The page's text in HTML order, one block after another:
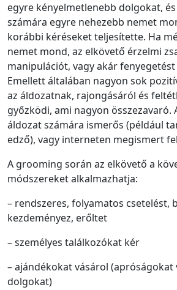
egyre kényelmetlenebb dolgokat,
számára egyre nehezebb nemet
korábbi kéréseket teljesítette. Ha
nemet mond, az elkövető érzelmi
manipulációt, vagy akár fenyegetést
Emellett általában nagyon sok
az áldozatnak, rajongásáról és
győzködi, ami nagyon összezavaró.
áldozat számára ismerős (például
edző), vagy interneten megismert
A grooming során az elkövető a
módszereket alkalmazhatja:
– rendszeres, folyamatos csetelést,
kezdeményez, erőltet
– személyes találkozókat kér
– ajándékokat vásárol (apróságokat
dolgokat)